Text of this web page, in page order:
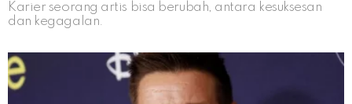
Karier seorang artis bisa berubah, antara kesuksesan
dan kegagalan.